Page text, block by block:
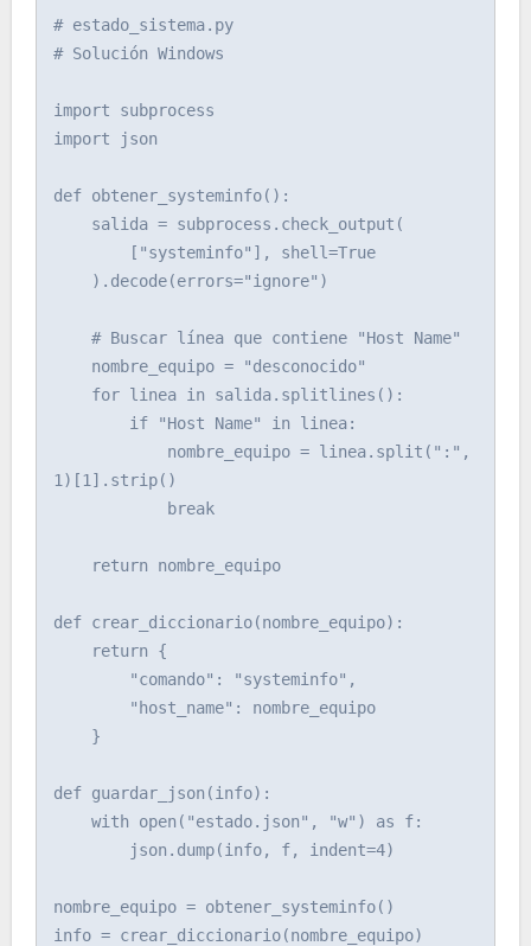
# estado_sistema.py
# Solución Windows
import subprocess
import json
def obtener_systeminfo():
1)[1].strip()
def crear_diccionario(nombre_equipo):
def guardar_json(info):
nombre_equipo = obtener_systeminfo()
info = crear_diccionario(nombre_equipo)